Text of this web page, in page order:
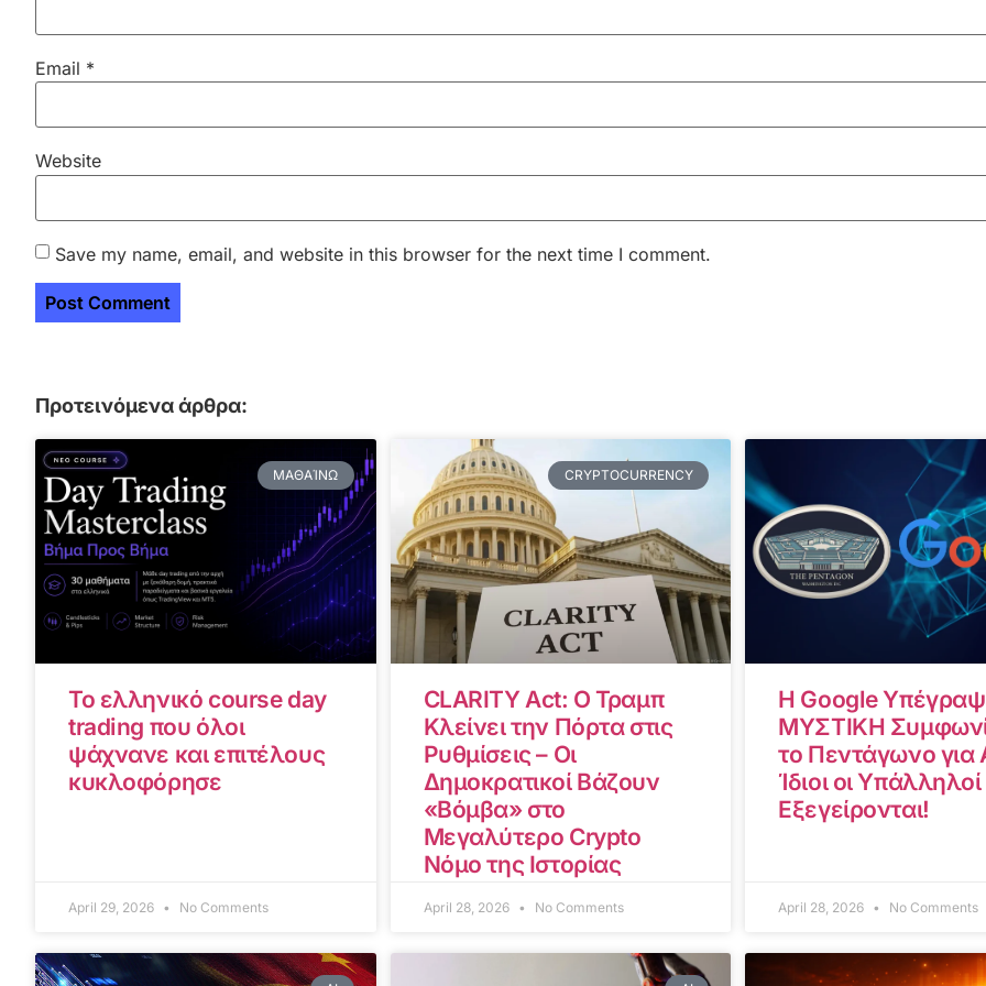
Email *
Website
Save my name, email, and website in this browser for the next time I comment.
Προτεινόμενα άρθρα:
ΜΑΘΑΊΝΩ
Το ελληνικό course day
trading που όλοι
ψάχνανε και επιτέλους
κυκλοφόρησε
April 29, 2026 No Comments
CRYPTOCURRENCY
CLARITY Act: Ο Τραμπ
Κλείνει την Πόρτα στις
Ρυθμίσεις – Οι
Δημοκρατικοί Βάζουν
«Βόμβα» στο
Μεγαλύτερο Crypto
Νόμο της Ιστορίας
April 28, 2026 No Comments
Η Google
ΜΥΣΤΙΚΗ
το Πεντάγωνο για
Ίδιοι οι
Εξεγείρονται!
April 28, 2026 No Comments